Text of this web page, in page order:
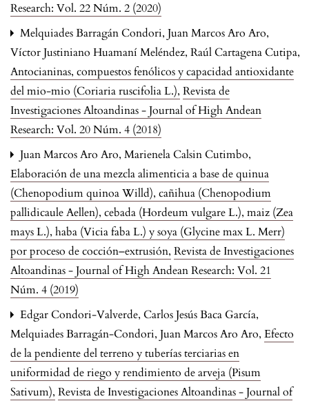
Research: Vol. 22 Núm. 2 (2020)
Melquiades Barragán Condori, Juan Marcos Aro Aro,
Víctor Justiniano Huamaní Meléndez, Raúl Cartagena Cutipa,
Antocianinas, compuestos fenólicos y capacidad antioxidante
del mio-mio (Coriaria ruscifolia L.), Revista de
Investigaciones Altoandinas - Journal of High Andean
Research: Vol. 20 Núm. 4 (2018)
Juan Marcos Aro Aro, Marienela Calsin Cutimbo,
Elaboración de una mezcla alimenticia a base de quinua
(Chenopodium quinoa Willd), cañihua (Chenopodium
pallidicaule Aellen), cebada (Hordeum vulgare L.), maiz (Zea
mays L.), haba (Vicia faba L.) y soya (Glycine max L. Merr)
por proceso de cocción–extrusión, Revista de Investigaciones
Altoandinas - Journal of High Andean Research: Vol. 21
Núm. 4 (2019)
Edgar Condori-Valverde, Carlos Jesús Baca García,
Melquiades Barragán-Condori, Juan Marcos Aro Aro, Efecto
de la pendiente del terreno y tuberías terciarias en
uniformidad de riego y rendimiento de arveja (Pisum
Sativum), Revista de Investigaciones Altoandinas - Journal of